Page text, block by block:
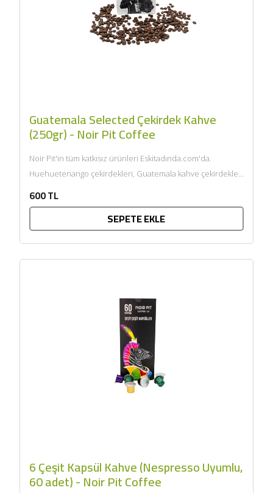
Guatemala Selected Çekirdek Kahve
(250gr) - Noir Pit Coffee
Noir Pit'in tüm katkısız ürünleri Eskitadında.com'da.
Huehuetenango çekirdekleri, Guatemala kahve çekirdekleri
600 TL
SEPETE EKLE
6 Çeşit Kapsül Kahve (Nespresso Uyumlu,
60 adet) - Noir Pit Coffee